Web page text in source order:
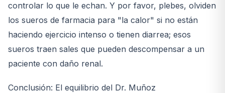
controlar lo que le echan. Y por favor, plebes, olviden
los sueros de farmacia para "la calor" si no están
haciendo ejercicio intenso o tienen diarrea; esos
sueros traen sales que pueden descompensar a un
paciente con daño renal.
Conclusión: El equilibrio del Dr. Muñoz